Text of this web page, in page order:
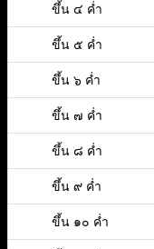
ขึ้น ๔ ค่ำ
ขึ้น ๕ ค่ำ
ขึ้น ๖ ค่ำ
ขึ้น ๗ ค่ำ
ขึ้น ๘ ค่ำ
ขึ้น ๙ ค่ำ
ขึ้น ๑๐ ค่ำ